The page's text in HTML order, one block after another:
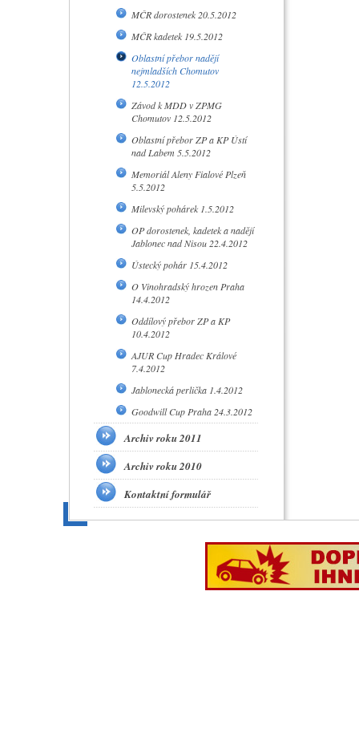
MČR dorostenek 20.5.2012
MČR kadetek 19.5.2012
Oblastní přebor nadějí
nejmladších Chomutov
12.5.2012
Závod k MDD v ZPMG
Chomutov 12.5.2012
Oblastní přebor ZP a KP Ústí
nad Labem 5.5.2012
Memoriál Aleny Fialové Plzeň
5.5.2012
Milevský pohárek 1.5.2012
OP dorostenek, kadetek a nadějí
Jablonec nad Nisou 22.4.2012
Ústecký pohár 15.4.2012
O Vinohradský hrozen Praha
14.4.2012
Oddílový přebor ZP a KP
10.4.2012
AJUR Cup Hradec Králové
7.4.2012
Jablonecká perlička 1.4.2012
Goodwill Cup Praha 24.3.2012
Archiv roku 2011
Archiv roku 2010
Kontaktní formulář